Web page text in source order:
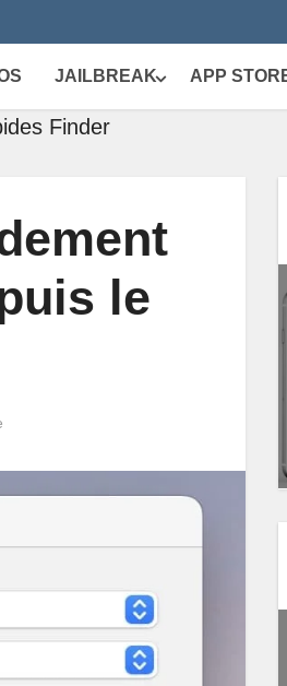
JAILBREAK APP
Finder
le